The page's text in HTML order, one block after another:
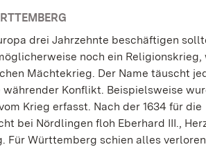
drei Jahrzehnte beschäftigen
noch ein Religionskrieg,
Mächtekrieg. Der Name täuscht
Konflikt. Beispielsweise
Krieg erfasst. Nach der 1634 für die
bei Nördlingen floh Eberhard III.,
Für Württemberg schien alles